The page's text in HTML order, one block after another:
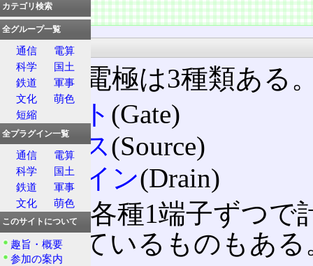
特徴
電極
FETの電極は3種類ある
ゲート (Gate)
ソース(Source)
ドレイン(Drain)
通常は各種1端子ずつで
端子出ているものもある
カテゴリ検索
全グループ一覧
通信
電算
科学
国土
鉄道
軍事
文化
萌色
短縮
全プラグイン一覧
通信
電算
科学
国土
鉄道
軍事
文化
萌色
このサイトについて
趣旨・概要
参加の案内